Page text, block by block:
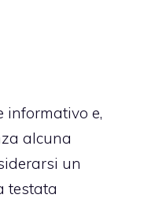
informativo e,
alcuna
un
testata